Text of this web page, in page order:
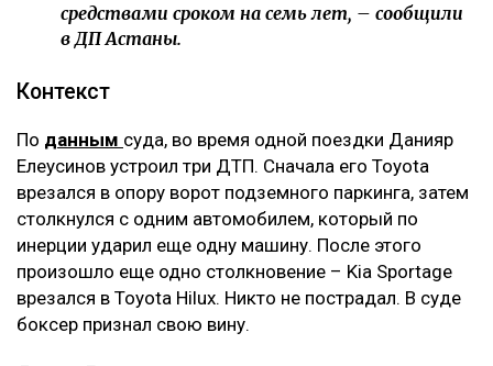
средствами сроком на семь лет, – сообщили
в ДП Астаны.
Контекст
По данным суда, во время одной поездки Данияр
Елеусинов устроил три ДТП. Сначала его Toyota
врезался в опору ворот подземного паркинга, затем
столкнулся с одним автомобилем, который по
инерции ударил еще одну машину. После этого
произошло еще одно столкновение – Kia Sportage
врезался в Toyota Hilux. Никто не пострадал. В суде
боксер признал свою вину.